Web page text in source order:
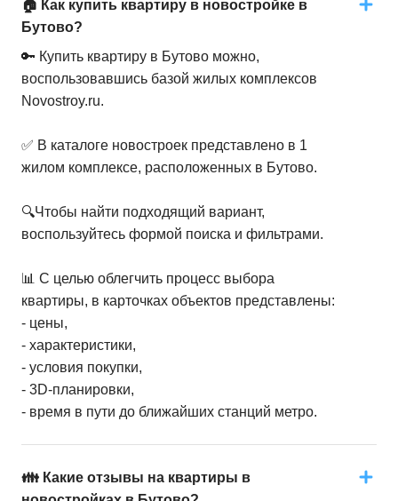
🏠 Как купить квартиру в новостройке в
Бутово?
🔑 Купить квартиру в Бутово можно,
воспользовавшись базой жилых комплексов
Novostroy.ru.
✅ В каталоге новостроек представлено в 1
жилом комплексе, расположенных в Бутово.
🔍Чтобы найти подходящий вариант,
воспользуйтесь формой поиска и фильтрами.
📊 С целью облегчить процесс выбора
квартиры, в карточках объектов представлены:
- цены,
- характеристики,
- условия покупки,
- 3D-планировки,
- время в пути до ближайших станций метро.
👪 Какие отзывы на квартиры в